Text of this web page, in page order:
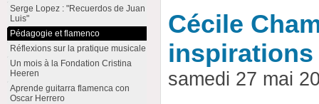
Cécile
samedi 27 mai
Serge Lopez : "Recuerdos de Juan
Luis"
Pédagogie et flamenco
Réflexions sur la pratique musicale
Un mois à la Fondation Cristina
Heeren
Aprende guitarra flamenca con
Oscar Herrero